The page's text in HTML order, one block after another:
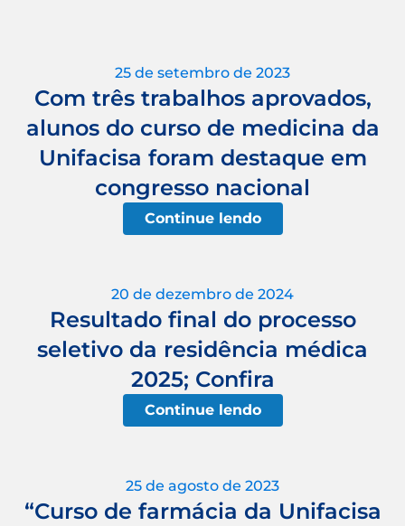
25 de setembro de 2023
Com três trabalhos aprovados,
alunos do curso de medicina da
Unifacisa foram destaque em
congresso nacional
Continue lendo
20 de dezembro de 2024
Resultado final do processo
seletivo da residência médica
2025; Confira
Continue lendo
25 de agosto de 2023
“Curso de farmácia da Unifacisa